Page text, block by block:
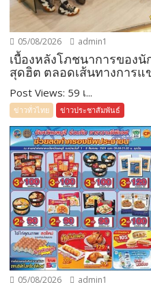
05/08/2026 admin1
เบื้องหลังโภชนาการของนั
สุดฮิต ตลอดเส้นทางการแ
Post Views: 59 เ...
ข่าวทั่วไทย ข่าวประชาสัมพันธ์
05/08/2026 admin1